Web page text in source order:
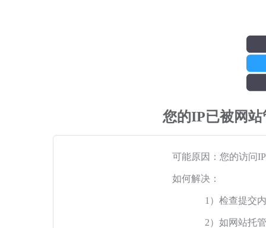
您的IP已被网
可能原因：您的访问
如何解决：
1）检查提交
2）如网站托